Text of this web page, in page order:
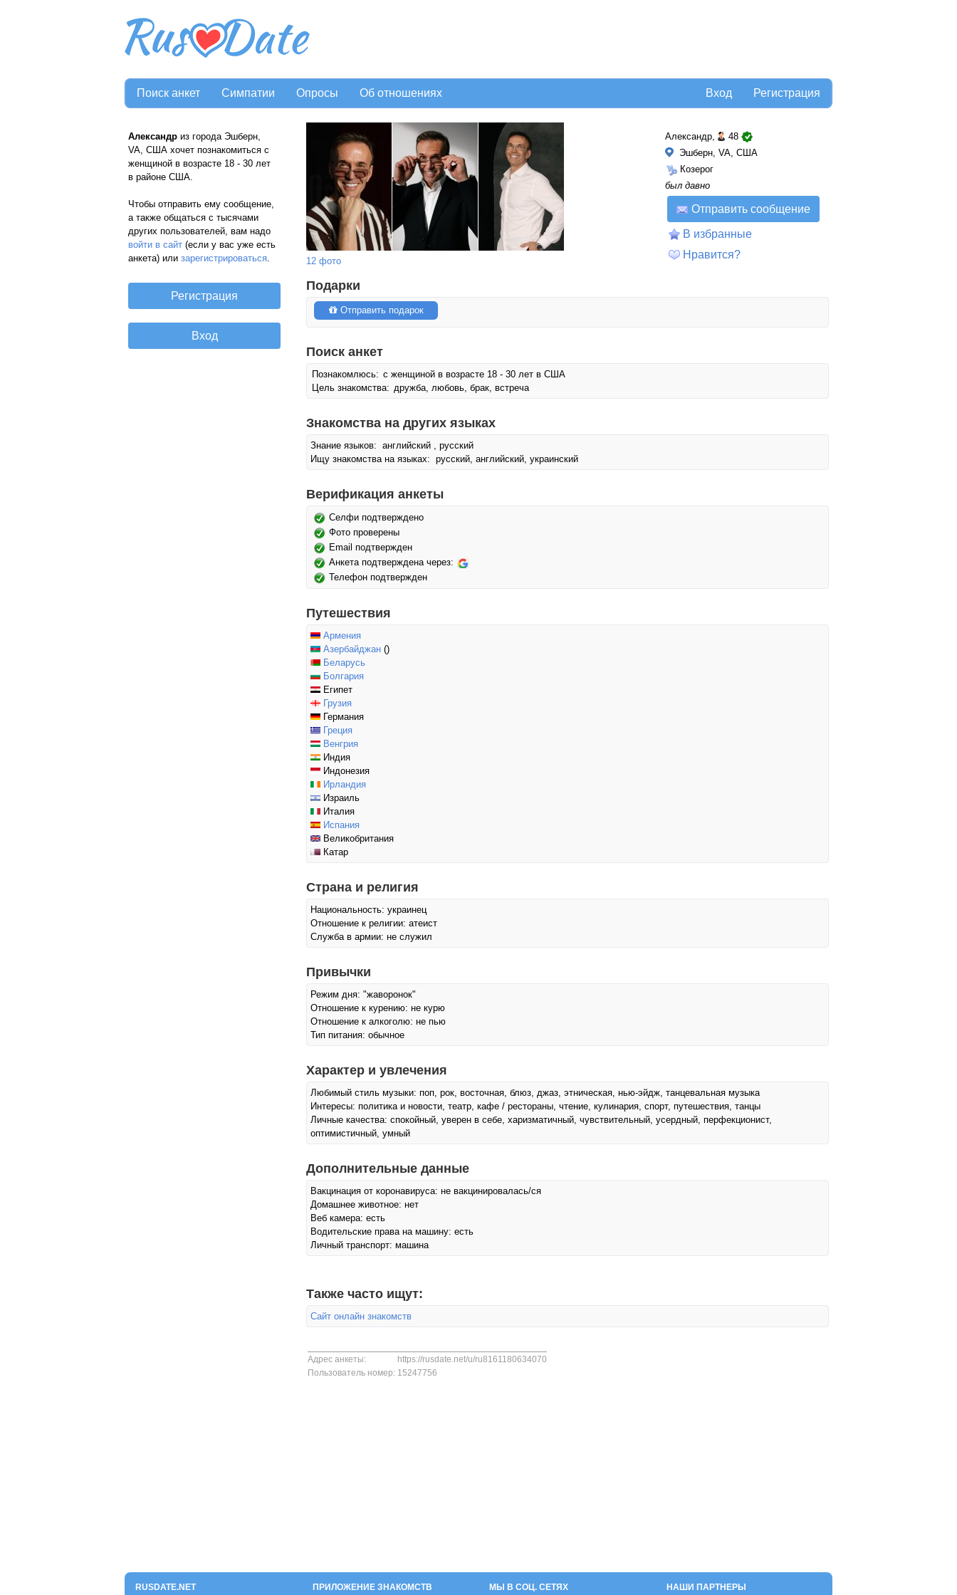
Поиск анкет Симпатии Опросы Об отношениях Регистрация
Вход
Александр из города Эшберн,
VA, США хочет познакомиться с
женщиной в возрасте 18 - 30 лет
в районе США.
Чтобы отправить ему сообщение,
а также общаться с тысячами
других пользователей, вам надо
войти в сайт (если у вас уже есть
анкета) или зарегистрироваться. 12 фото
Александр,
48
Эшберн, VA, США
Козерог
был давно
Отправить сообщение
В избранные
Нравится?
Подарки
Отправить подарок
Поиск анкет
Познакомлюсь: с женщиной в возрасте 18 - 30 лет в США
Цель знакомства: дружба, любовь, брак, встреча
Знакомства на других языках
Знание языков: английский , русский
Ищу знакомства на языках: русский, английский, украинский
Верификация анкеты
Селфи подтверждено
Фото проверены
Email подтвержден
Анкета подтверждена через:
Телефон подтвержден
Путешествия
Армения
Азербайджан ()
Беларусь
Болгария
Египет
Грузия
Германия
Греция
Венгрия
Индия
Индонезия
Ирландия
Израиль
Италия
Испания
Великобритания
Катар
Страна и религия
Национальность: украинец
Отношение к религии: атеист
Служба в армии: не служил
Привычки
Режим дня: "жаворонок"
Отношение к курению: не курю
Отношение к алкоголю: не пью
Тип питания: обычное
Характер и увлечения
Любимый стиль музыки: поп, рок, восточная, блюз, джаз, этническая, нью-эйдж, танцевальная музыка
Интересы: политика и новости, театр, кафе / рестораны, чтение, кулинария, спорт, путешествия, танцы
Личные качества: спокойный, уверен в себе, харизматичный, чувствительный, усердный, перфекционист,
оптимистичный, умный
Дополнительные данные
Вакцинация от коронавируса: не вакцинировалась/ся
Домашнее животное: нет
Веб камера: есть
Водительские права на машину: есть
Личный транспорт: машина
Также часто ищут:
Сайт онлайн знакомств
Адрес анкеты:
https://rusdate.net/u/ru8161180634070
Пользователь номер: 15247756
RUSDATE.NET ПРИЛОЖЕНИЕ ЗНАКОМСТВ МЫ В СОЦ. СЕТЯХ НАШИ ПАРТНЕРЫ